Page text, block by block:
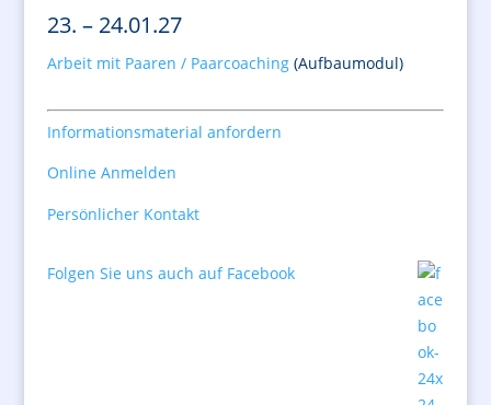
23. – 24.01.27
Arbeit mit Paaren / Paarcoaching(Aufbaumodul)
Informationsmaterial anfordern
Online Anmelden
Persönlicher Kontakt
Folgen Sie uns auch auf Facebook